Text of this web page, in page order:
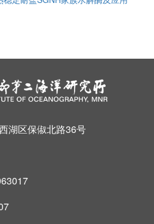
湖区保俶北路36号